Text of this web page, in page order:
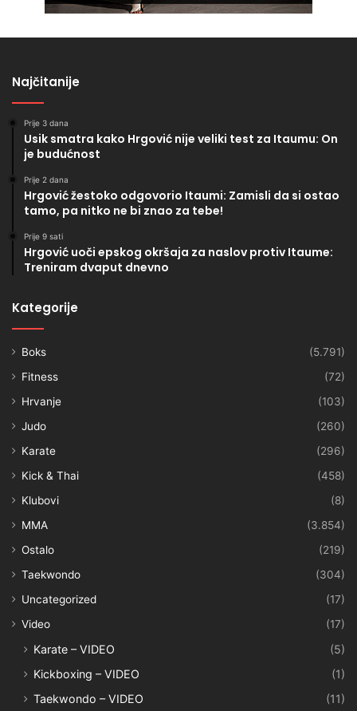
Najčitanije
Prije 3 dana
Usik smatra kako Hrgović nije veliki test za Itaumu: On
je budućnost
Prije 2 dana
Hrgović žestoko odgovorio Itaumi: Zamisli da si ostao
tamo, pa nitko ne bi znao za tebe!
Prije 9 sati
Hrgović uoči epskog okršaja za naslov protiv Itaume:
Treniram dvaput dnevno
Kategorije
Boks
(5.791)
Fitness
(72)
Hrvanje
(103)
Judo
(260)
Karate
(296)
Kick & Thai
(458)
Klubovi
(8)
MMA
(3.854)
Ostalo
(219)
Taekwondo
(304)
Uncategorized
(17)
Video
(17)
Karate – VIDEO
(5)
Kickboxing – VIDEO
(1)
Taekwondo – VIDEO
(11)